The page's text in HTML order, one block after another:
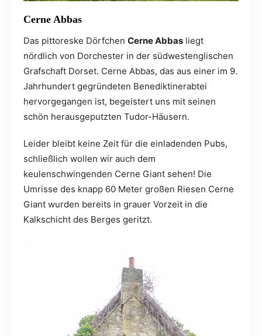
Cerne Abbas
Das pittoreske Dörfchen Cerne Abbas liegt
nördlich von Dorchester in der südwestenglischen
Grafschaft Dorset. Cerne Abbas, das aus einer im 9.
Jahrhundert gegründeten Benediktinerabtei
hervorgegangen ist, begeistert uns mit seinen
schön herausgeputzten Tudor-Häusern.
Leider bleibt keine Zeit für die einladenden Pubs,
schließlich wollen wir auch dem
keulenschwingenden Cerne Giant sehen! Die
Umrisse des knapp 60 Meter großen Riesen Cerne
Giant wurden bereits in grauer Vorzeit in die
Kalkschicht des Berges geritzt.